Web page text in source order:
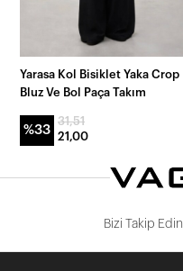
Yarasa Kol Bisiklet Yaka Crop
Bluz Ve Bol Paça Takım
%33
31,51
21,00
Bizi Takip Edin